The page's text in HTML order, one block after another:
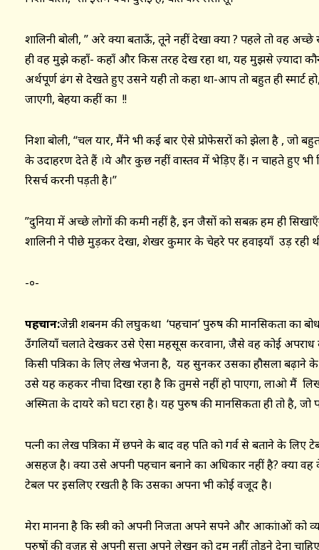
शालिनी बोली, ” अरे क्या बताऊँ, तूने नहीं देखा क्या ? पहले तो वह अच्छे
ही वह मुझे कहाँ- कहाँ और किस तरह देख रहा था, यह मुझसे ज़्यादा
अर्थपूर्ण ढंग से देखते हुए उसने यही तो कहा था-आप तो बहुत ही स्मार्ट
जाएगी, बेहया कहीं का !!
निशा बोली, “चल यार, मैंने भी कई बार ऐसे प्रोफेसरों को झेला है , जो
के उदाहरण देते हैं ।ये और कुछ नहीं वास्तव में भेड़िए हैं। न चाहते हुए भी
रिसर्च करनी पड़ती है।’’
”दुनिया में अच्छे लोगों की कमी नहीं है, इन जैसों को सबक़ हम ही
शालिनी ने पीछे मुड़कर देखा, शेखर कुमार के चेहरे पर हवाइयाँ उड़ रही
-०-
पहचान:जेन्नी शबनम की लघुकथा ‘पहचान’ पुरुष की मानसिकता का
उँगलियाँ चलाते देखकर उसे ऐसा महसूस करवाना, जैसे वह कोई अपराध
किसी पत्रिका के लिए लेख भेजना है, यह सुनकर उसका हौसला बढ़ाने
उसे यह कहकर नीचा दिखा रहा है कि तुमसे नहीं हो पाएगा, लाओ मैं
अस्मिता के दायरे को घटा रहा है। यह पुरुष की मानसिकता ही तो है, जो
पत्नी का लेख पत्रिका में छपने के बाद वह पति को गर्व से बताने के लिए
असहज है। क्या उसे अपनी पहचान बनाने का अधिकार नहीं है? क्या वह
टेबल पर इसलिए रखती है कि उसका अपना भी कोई वजूद है।
मेरा मानना है कि स्त्री को अपनी निजता अपने सपने और आकांक्षाओं को
पुरुषों की वजह से अपनी सत्ता अपने लेखन को दम नहीं तोड़ने देना